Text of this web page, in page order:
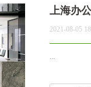
上海办
2021-08-05
...